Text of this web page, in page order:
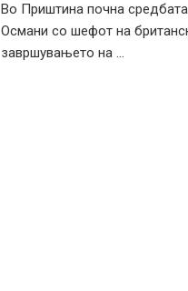
Во Приштина почна
Османи со шефот на
завршувањето на ...